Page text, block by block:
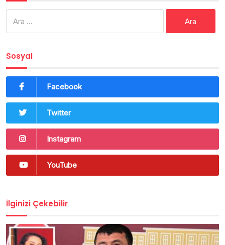
Sosyal
Facebook
Twitter
Instagram
YouTube
İlginizi Çekebilir